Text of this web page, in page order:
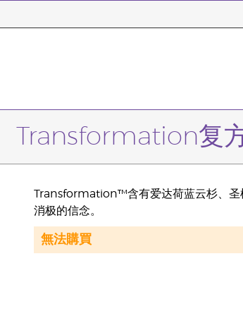
Transformation复
Transformation™含有爱达荷蓝云杉、圣
消极的信念。
無法購買